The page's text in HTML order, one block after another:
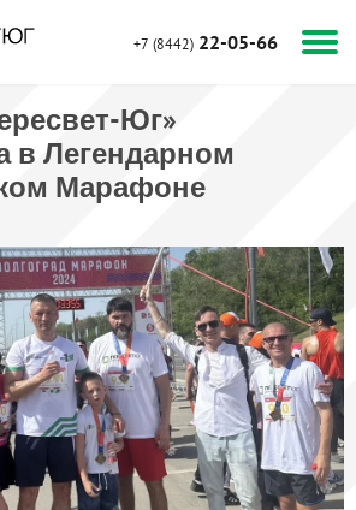
+7 (8442) 22-05-66
Юг»
в Легендарном
Марафоне